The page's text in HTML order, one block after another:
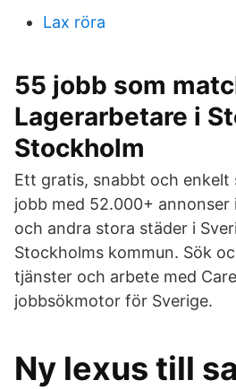
Lax röra
55 jobb som
Lagerarbetare i
Stockholm
Ett gratis, snabbt och
jobb med 52.000+ annonser
och andra stora städer i
Stockholms kommun. Sök
tjänster och arbete med
jobbsökmotor för Sverige.
Ny lexus till